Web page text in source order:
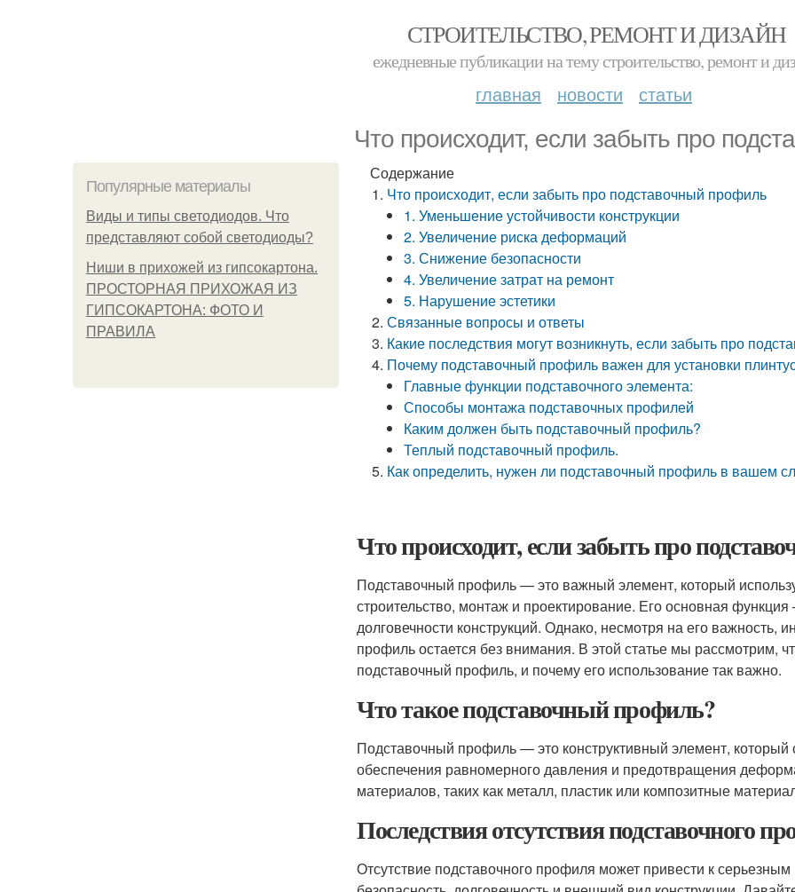
СТРОИТЕЛЬСТВО, РЕМОНТ И ДИЗАЙН
ежедневные публикации на тему строительство, ремонт и
главная новости статьи
Что происходит, если забыть про
Популярные материалы
Виды и типы светодиодов. Что
представляют собой светодиоды?
Ниши в прихожей из гипсокартона.
ПРОСТОРНАЯ ПРИХОЖАЯ ИЗ
ГИПСОКАРТОНА: ФОТО И
ПРАВИЛА
Содержание
Что происходит, если забыть про подставочный профиль
1. Уменьшение устойчивости конструкции
2. Увеличение риска деформаций
3. Снижение безопасности
4. Увеличение затрат на ремонт
5. Нарушение эстетики
Связанные вопросы и ответы
Какие последствия могут возникнуть, если забыть про
Почему подставочный профиль важен для установки
Главные функции подставочного элемента:
Способы монтажа подставочных профилей
Каким должен быть подставочный профиль?
Теплый подставочный профиль.
Как определить, нужен ли подставочный профиль в вашем
Что происходит, если забыть про
Подставочный профиль — это важный элемент, который
строительство, монтаж и проектирование. Его основная
долговечности конструкций. Однако, несмотря на его важность,
профиль остается без внимания. В этой статье мы рассмотрим,
подставочный профиль, и почему его использование так важно.
Что такое подставочный профиль?
Подставочный профиль — это конструктивный элемент, который
обеспечения равномерного давления и предотвращения
материалов, таких как металл, пластик или композитные
Последствия отсутствия подставочного
Отсутствие подставочного профиля может привести к